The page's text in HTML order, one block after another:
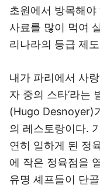
초원에서 방목해
사료를 많이 먹여
리나라의 등급 제
내가 파리에서 사
자 중의 스타’라는
(Hugo Desnoyer)
의 레스토랑이다.
연히 일하게 된 정
에 작은 정육점을
유명 셰프들이 단